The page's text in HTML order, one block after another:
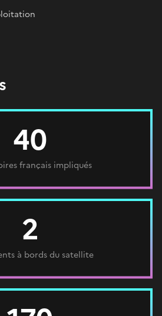
40
français impliqués
2
à bords du satellite